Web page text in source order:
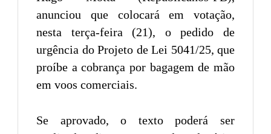
anunciou que colocará em votação,
nesta terça-feira (21), o pedido de
urgência do Projeto de Lei 5041/25, que
proíbe a cobrança por bagagem de mão
em voos comerciais.
Se aprovado, o texto poderá ser